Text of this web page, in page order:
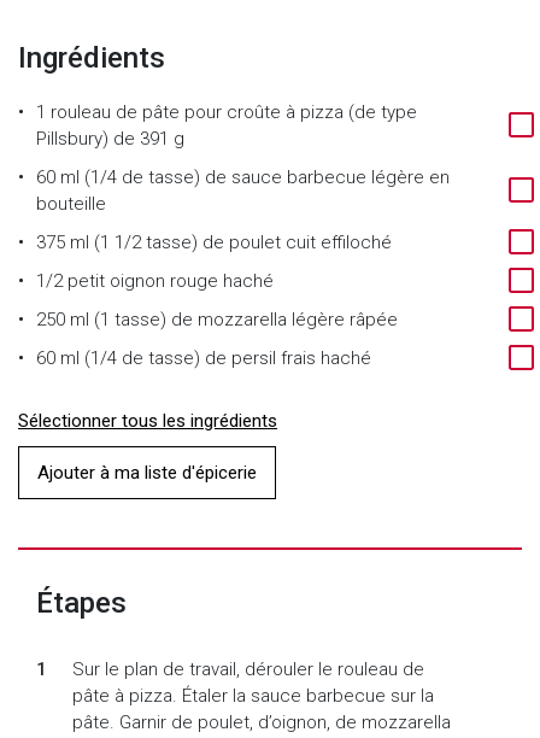
Ingrédients
1 rouleau de pâte pour croûte à pizza (de type
Pillsbury) de 391 g
60 ml (1/4 de tasse) de sauce barbecue légère en
bouteille
375 ml (1 1/2 tasse) de poulet cuit effiloché
1/2 petit oignon rouge haché
250 ml (1 tasse) de mozzarella légère râpée
60 ml (1/4 de tasse) de persil frais haché
Sélectionner tous les ingrédients
Ajouter à ma liste d'épicerie
Étapes
Sur le plan de travail, dérouler le rouleau de
pâte à pizza. Étaler la sauce barbecue sur la
pâte. Garnir de poulet, d’oignon, de mozzarella